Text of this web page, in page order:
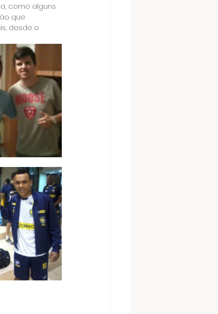
como alguns
que
desde o